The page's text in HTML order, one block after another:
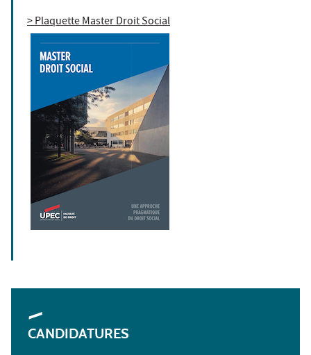
> Plaquette Master Droit Social
CANDIDATURES